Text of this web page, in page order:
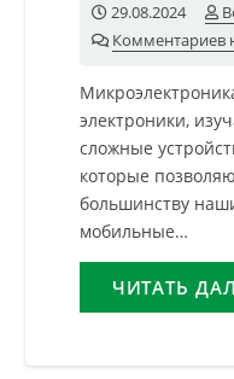
29.08.2024
Комментариев
электроники,
сложные
которые
большинству
мобильные…
ЧИТАТЬ